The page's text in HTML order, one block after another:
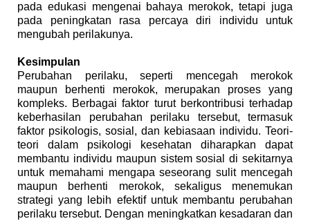
pada edukasi mengenai bahaya merokok, tetapi juga
pada peningkatan rasa percaya diri individu untuk
mengubah perilakunya.
Kesimpulan
Perubahan perilaku, seperti mencegah merokok
maupun berhenti merokok, merupakan proses yang
kompleks. Berbagai faktor turut berkontribusi terhadap
keberhasilan perubahan perilaku tersebut, termasuk
faktor psikologis, sosial, dan kebiasaan individu. Teori-
teori dalam psikologi kesehatan diharapkan dapat
membantu individu maupun sistem sosial di sekitarnya
untuk memahami mengapa seseorang sulit mencegah
maupun berhenti merokok, sekaligus menemukan
strategi yang lebih efektif untuk membantu perubahan
perilaku tersebut. Dengan meningkatkan kesadaran dan